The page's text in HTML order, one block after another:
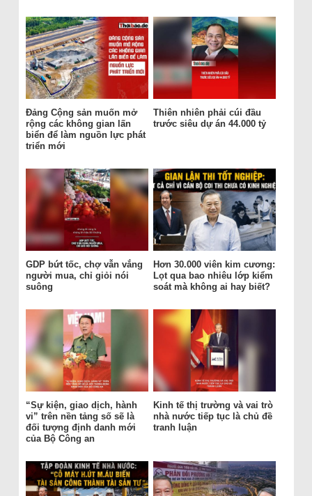
Đảng Cộng sản muốn mở
rộng các không gian lấn
biển để làm nguồn lực phát
triển mới
Thiên nhiên phải cúi đầu
trước siêu dự án 44.000 tỷ
GDP bứt tốc, chợ vẫn vắng
người mua, chỉ giỏi nói
suông
Hơn 30.000 viên kim cương:
Lọt qua bao nhiêu lớp kiểm
soát mà không ai hay biết?
“Sự kiện, giao dịch, hành
vi” trên nền tảng số sẽ là
đối tượng định danh mới
của Bộ Công an
Kinh tế thị trường và vai trò
nhà nước tiếp tục là chủ đề
tranh luận